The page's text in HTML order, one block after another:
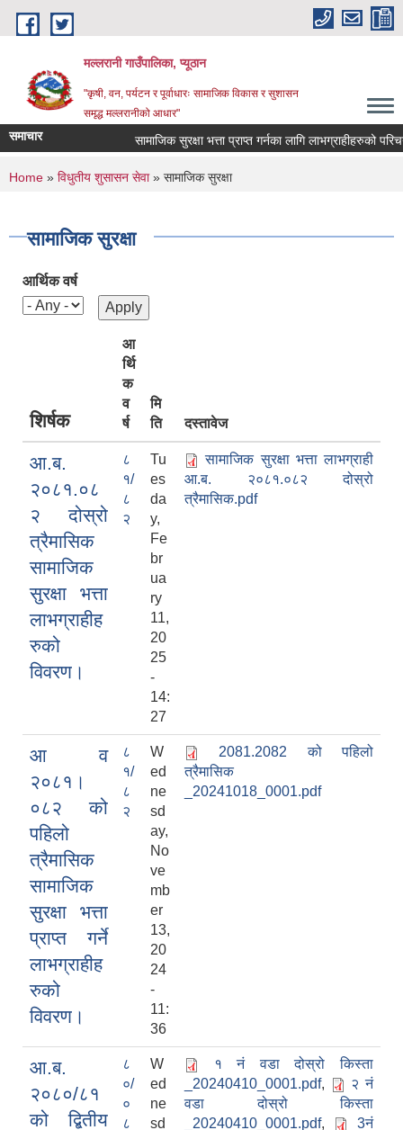
Skip to main content
मल्लरानी गाउँपालिका, प्यूठान
"कृषी, वन, पर्यटन र पूर्वाधारः सामाजिक विकास र सुशासन
समृद्ध मल्लरानीको आधार"
समाचार सामाजिक सुरक्षा भत्ता प्राप्त गर्नका लागि लाभग्राहीहरुको
You are here
Home » विधुतीय शुसासन सेवा» सामाजिक सुरक्षा
सामाजिक सुरक्षा
आर्थिक वर्ष
शिर्षक
आ
र्थि
क
व
र्ष
मि
ति
दस्तावेज
आ.ब.
२०८१.०८
२ दोस्रो
त्रैमासिक
सामाजिक
सुरक्षा भत्ता
लाभग्राहीह
रुको
विवरण।
८
१/
८
२
Tu
es
da
y,
Fe
br
ua
ry
11,
20
25
-
14:
27
सामाजिक सुरक्षा भत्ता लाभग्राही
आ.ब. २०८१.०८२ दोस्रो
त्रैमासिक.pdf
आ व
२०८१।
०८२ को
पहिलो
त्रैमासिक
सामाजिक
सुरक्षा भत्ता
प्राप्त गर्ने
लाभग्राहीह
रुको
विवरण।
८
१/
८
२
W
ed
ne
sd
ay,
No
ve
mb
er
13,
20
24
-
11:
36
2081.2082 को पहिलो
त्रैमासिक
_20241018_0001.pdf
आ.ब.
२०८०/८१
को द्बितीय
८
०/
०
८
W
ed
ne
sd
१ नं वडा दोस्रो किस्ता
_20240410_0001.pdf,
२ नं
वडा दोस्रो किस्ता
_20240410_0001.pdf,
3नं